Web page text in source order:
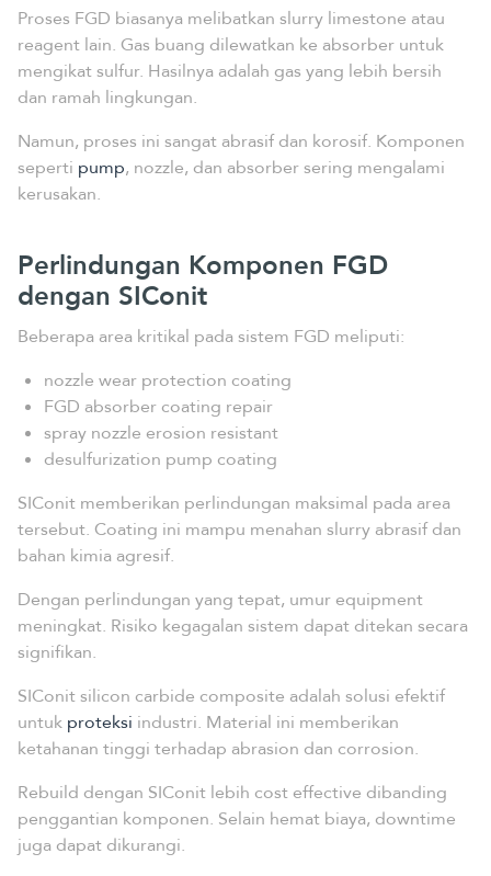
Proses FGD biasanya melibatkan slurry limestone atau
reagent lain. Gas buang dilewatkan ke absorber untuk
mengikat sulfur. Hasilnya adalah gas yang lebih bersih
dan ramah lingkungan.
Namun, proses ini sangat abrasif dan korosif. Komponen
seperti pump, nozzle, dan absorber sering mengalami
kerusakan.
Perlindungan Komponen FGD
dengan SIConit
Beberapa area kritikal pada sistem FGD meliputi:
nozzle wear protection coating
FGD absorber coating repair
spray nozzle erosion resistant
desulfurization pump coating
SIConit memberikan perlindungan maksimal pada area
tersebut. Coating ini mampu menahan slurry abrasif dan
bahan kimia agresif.
Dengan perlindungan yang tepat, umur equipment
meningkat. Risiko kegagalan sistem dapat ditekan secara
signifikan.
SIConit silicon carbide composite adalah solusi efektif
untuk proteksi industri. Material ini memberikan
ketahanan tinggi terhadap abrasion dan corrosion.
Rebuild dengan SIConit lebih cost effective dibanding
penggantian komponen. Selain hemat biaya, downtime
juga dapat dikurangi.